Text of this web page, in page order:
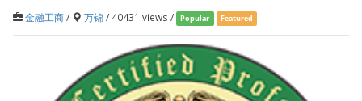
金融工商/ 万锦/ 40431 views / Popular Featured